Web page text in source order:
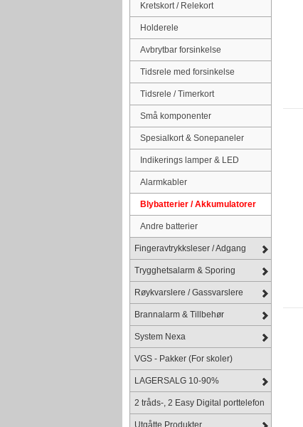
Kretskort / Relekort
Holderele
Avbrytbar forsinkelse
Tidsrele med forsinkelse
Tidsrele / Timerkort
Små komponenter
Spesialkort & Sonepaneler
Indikerings lamper & LED
Alarmkabler
Blybatterier / Akkumulatorer
Andre batterier
Fingeravtrykksleser / Adgang
Trygghetsalarm & Sporing
Røykvarslere / Gassvarslere
Brannalarm & Tillbehør
System Nexa
VGS - Pakker (For skoler)
LAGERSALG 10-90%
2 tråds-, 2 Easy Digital porttelefon
Utgåtte Produkter